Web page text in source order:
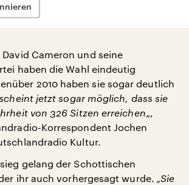
Cameron und seine
haben die Wahl eindeutig
2010 haben sie sogar deutlich
jetzt sogar möglich, dass sie
von 326 Sitzen erreichen„,
Korrespondent Jochen
Kultur.
gelang der Schottischen
ihr auch vorhergesagt wurde. „Sie